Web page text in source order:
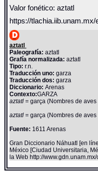
Valor fonético: aztatl
https://
aztatl
Paleografía: aztatl
Grafía normalizada: aztatl
Tipo: r.n.
Traducción uno: garza
Traducción dos: garza
Diccionario:Arenas
Contexto:GARZA
aztatl= garça (Nombres de
aztatl= garça (Nombres de
Fuente: 1611 Arenas
Gran Diccionario Náhuatl [en
México [Ciudad Universitaria,
la Web http://